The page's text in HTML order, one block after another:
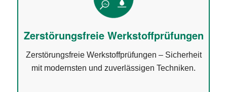
Zerstörungsfreie Werkstoffprüfungen
Zerstörungsfreie Werkstoffprüfungen – Sicherheit
mit modernsten und zuverlässigen Techniken.